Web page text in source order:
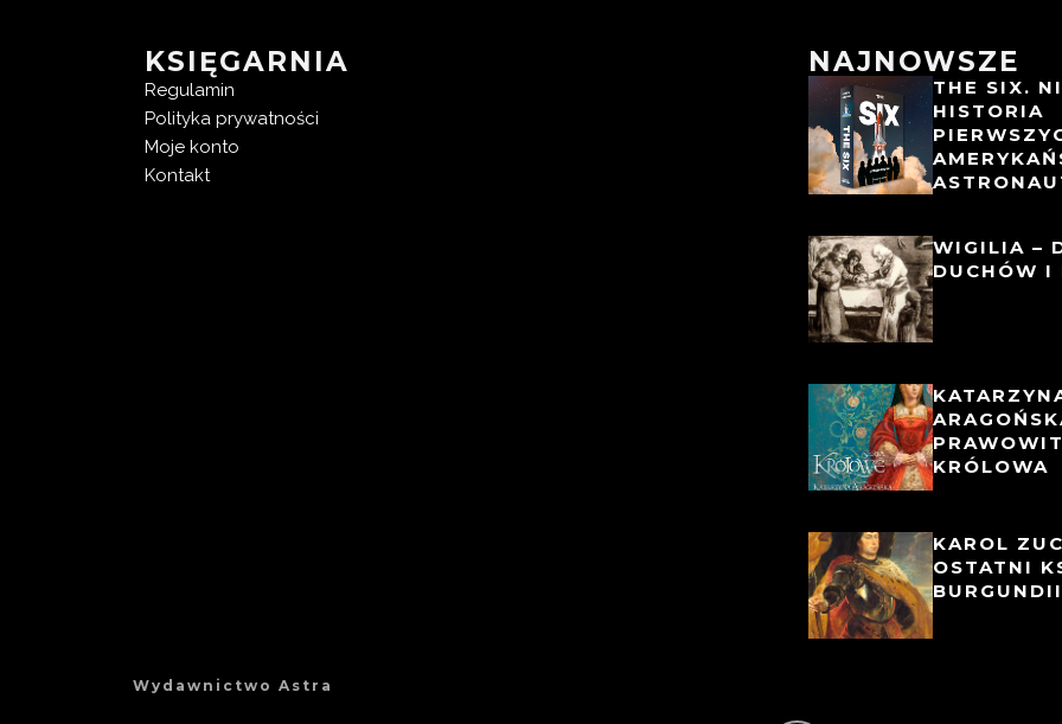
KSIĘGARNIA
Regulamin
Polityka prywatności
Moje konto
Kontakt
NAJNOWSZE
THE SIX.
HISTORIA
WIGILIA –
DUCHÓW I
KRÓLOWA
KAROL
OSTATNI
BURGUNDII
Wydawnictwo Astra